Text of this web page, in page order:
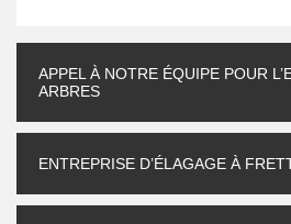
APPEL À NOTRE ÉQUIPE POUR
ARBRES
ENTREPRISE D’ÉLAGAGE À